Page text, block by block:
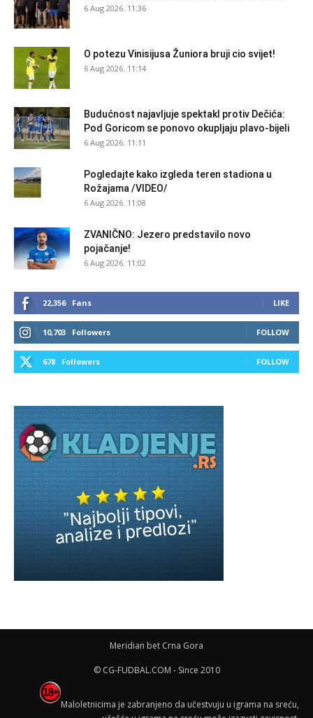
6 Aug 2026. 11:36
O potezu Vinisijusa Žuniora bruji cio svijet!
6 Aug 2026. 11:14
Budućnost najavljuje spektakl protiv Dečića:
Pod Goricom se ponovo okupljaju plavo-bijeli
6 Aug 2026. 11:11
Pogledajte kako izgleda teren stadiona u
Rožajama /VIDEO/
6 Aug 2026. 11:08
ZVANIČNO: Jezero predstavilo novo
pojačanje!
6 Aug 2026. 11:02
22,356 Fans LIKE
10,703 Followers FOLLOW
678 Followers FOLLOW
Meridian bet Crna Gora
© CG-FUDBAL.COM - Since 2010
Maloletnicima je zabranjeno da učestvuju u igrama na sreću,